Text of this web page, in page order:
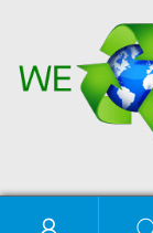
Ieškoti: